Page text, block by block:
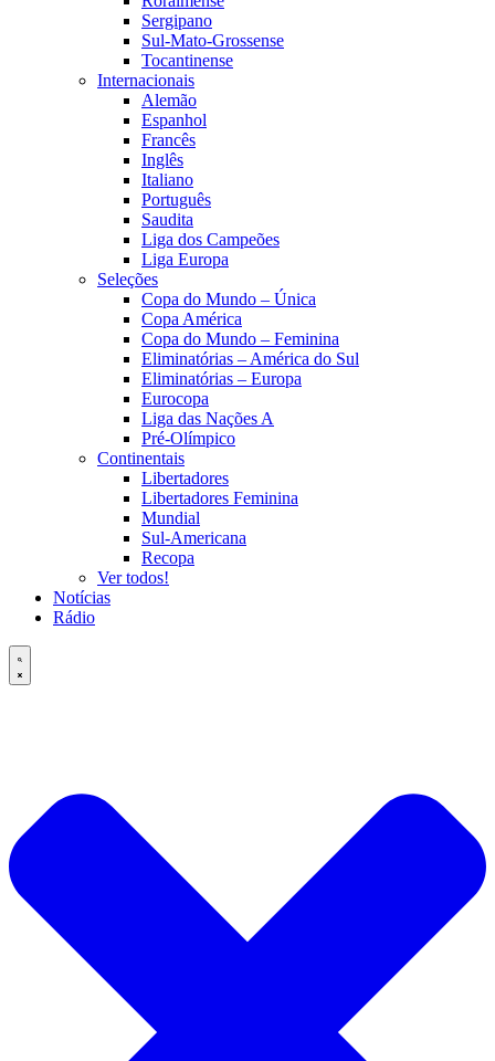
Sergipano
Sul-Mato-Grossense
Tocantinense
Internacionais
Alemão
Espanhol
Francês
Inglês
Italiano
Português
Saudita
Liga dos Campeões
Liga Europa
Seleções
Copa do Mundo – Única
Copa América
Copa do Mundo – Feminina
Eliminatórias – América do Sul
Eliminatórias – Europa
Eurocopa
Liga das Nações A
Pré-Olímpico
Continentais
Libertadores
Libertadores Feminina
Mundial
Sul-Americana
Recopa
Ver todos!
Notícias
Rádio